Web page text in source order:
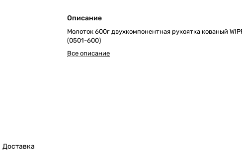
Описание
Молоток 600г двухкомпонентная рукоятка кованый
(0501-600)
Все описание
Доставка